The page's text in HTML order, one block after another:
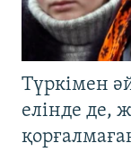
Түркімен
елінде де,